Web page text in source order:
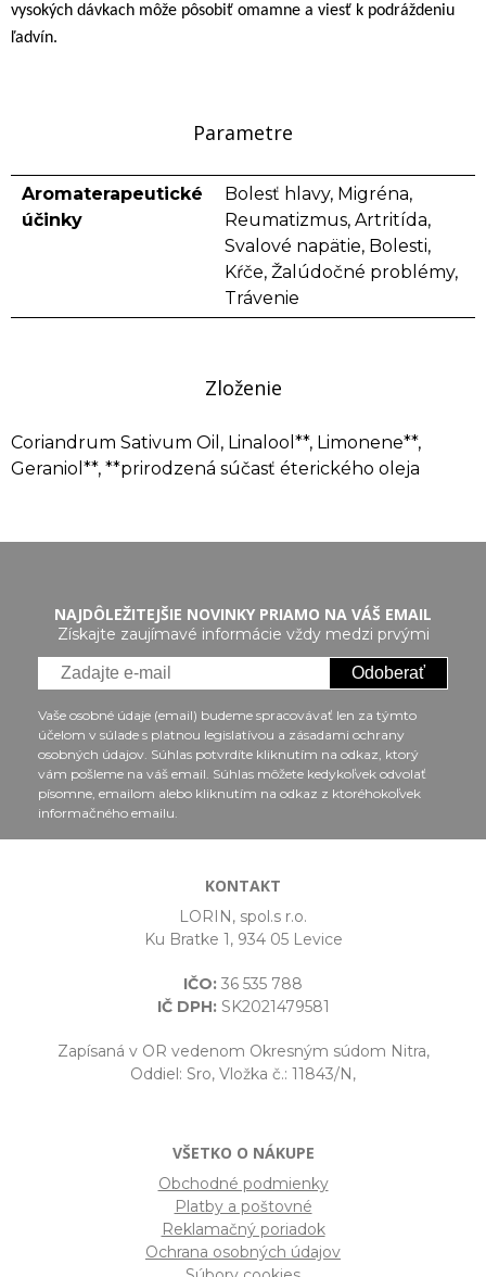
vysokých dávkach môže pôsobiť omamne a viesť k podráždeniu
ľadvín.
Parametre
Aromaterapeutické
účinky
Bolesť hlavy, Migréna,
Reumatizmus, Artritída,
Svalové napätie, Bolesti,
Kŕče, Žalúdočné problémy,
Trávenie
Zloženie
Coriandrum Sativum Oil, Linalool**, Limonene**,
Geraniol**, **prirodzená súčasť éterického oleja
NAJDÔLEŽITEJŠIE NOVINKY PRIAMO NA VÁŠ EMAIL
Získajte zaujímavé informácie vždy medzi prvými
Odoberať
Vaše osobné údaje (email) budeme spracovávať len za týmto
účelom v súlade s platnou legislatívou a zásadami ochrany
osobných údajov. Súhlas potvrdíte kliknutím na odkaz, ktorý
vám pošleme na váš email. Súhlas môžete kedykoľvek odvolať
písomne, emailom alebo kliknutím na odkaz z ktoréhokoľvek
informačného emailu.
KONTAKT
LORIN, spol.s r.o.
Ku Bratke 1, 934 05 Levice
IČO: 36 535 788
IČ DPH:SK2021479581
Zapísaná v OR vedenom Okresným súdom Nitra,
Oddiel: Sro, Vložka č.: 11843/N,
VŠETKO O NÁKUPE
Obchodné podmienky
Platby a poštovné
Reklamačný poriadok
Ochrana osobných údajov